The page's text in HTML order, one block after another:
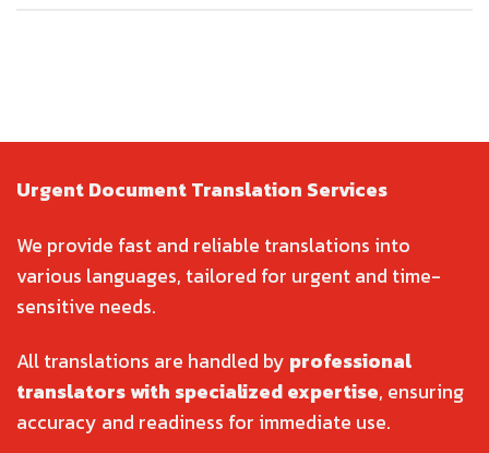
Urgent Document Translation Services
We provide fast and reliable translations into
various languages, tailored for urgent and time-
sensitive needs.
All translations are handled by professional
translators with specialized expertise, ensuring
accuracy and readiness for immediate use.